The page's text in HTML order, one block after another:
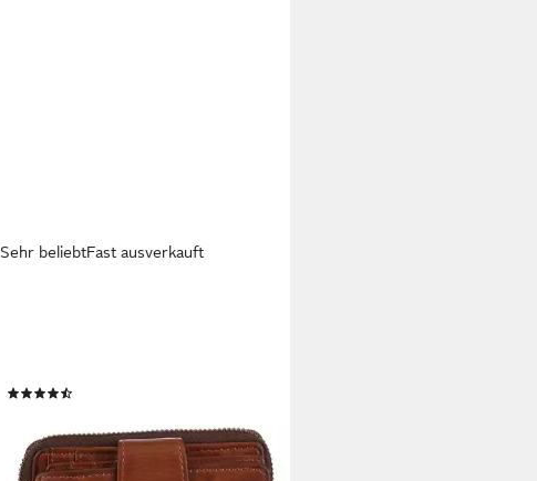
Sehr beliebtFast ausverkauft
lieferbar - in 1-2 Werktagen bei dir